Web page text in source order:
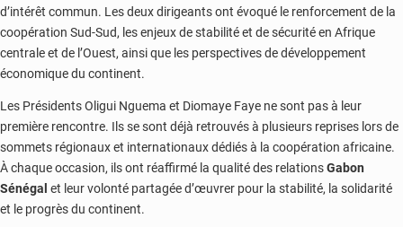
d’intérêt commun. Les deux dirigeants ont évoqué le renforcement de la
coopération Sud-Sud, les enjeux de stabilité et de sécurité en Afrique
centrale et de l’Ouest, ainsi que les perspectives de développement
économique du continent.
Les Présidents Oligui Nguema et Diomaye Faye ne sont pas à leur
première rencontre. Ils se sont déjà retrouvés à plusieurs reprises lors de
sommets régionaux et internationaux dédiés à la coopération africaine.
À chaque occasion, ils ont réaffirmé la qualité des relationsGabon
Sénégal et leur volonté partagée d’œuvrer pour la stabilité, la solidarité
et le progrès du continent.